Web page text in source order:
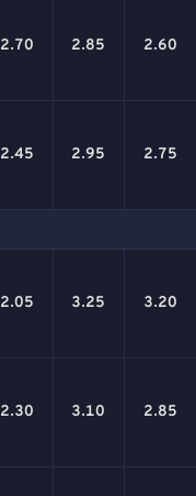
2.70 2.85 2.60
2.45 2.95 2.75
2.05 3.25 3.20
2.30 3.10 2.85